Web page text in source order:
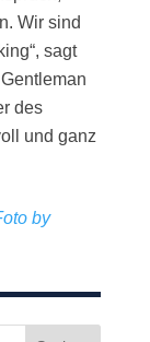
Wir sind
sagt
des
und ganz
by